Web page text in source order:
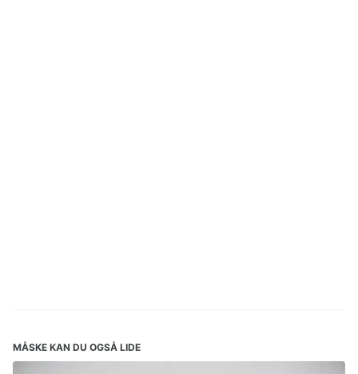
MÅSKE KAN DU OGSÅ LIDE